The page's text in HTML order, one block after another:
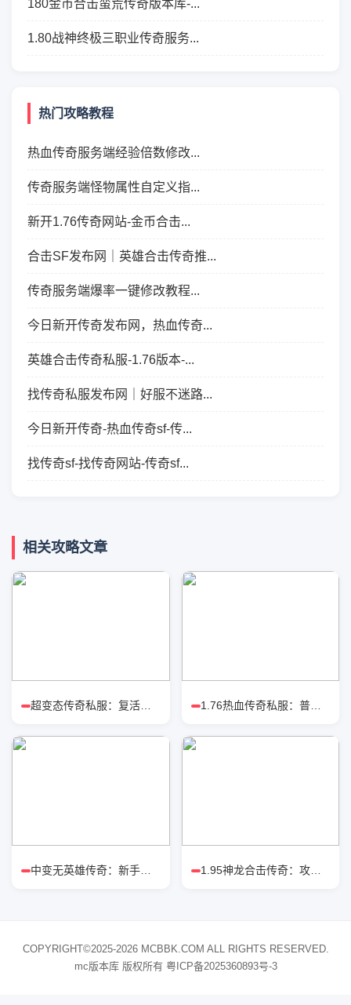
180金币合击蛮荒传奇版本库-...
1.80战神终极三职业传奇服务...
热门攻略教程
热血传奇服务端经验倍数修改...
传奇服务端怪物属性自定义指...
新开1.76传奇网站-金币合击...
合击SF发布网｜英雄合击传奇推...
传奇服务端爆率一键修改教程...
今日新开传奇发布网，热血传奇...
英雄合击传奇私服-1.76版本-...
找传奇私服发布网｜好服不迷路...
今日新开传奇-热血传奇sf-传...
找传奇sf-找传奇网站-传奇sf...
相关攻略文章
1.76热血传奇私服：普通玩家高效打
1.95神龙合击传奇：攻城战狂战流派
COPYRIGHT©2025-2026 MCBBK.COM ALL RIGHTS RESERVED.
mc版本库 版权所有 粤ICP备2025360893号-3